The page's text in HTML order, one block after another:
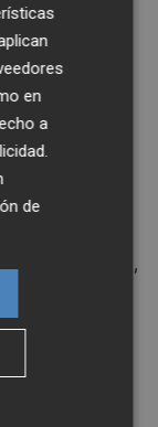
entre
las
con
por
de
de
urbano
ser bancos,
etc., para
de uso
urbanos.
en
a
.
de